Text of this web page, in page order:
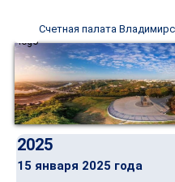
Счетная палата
2025
15 января 2025 года